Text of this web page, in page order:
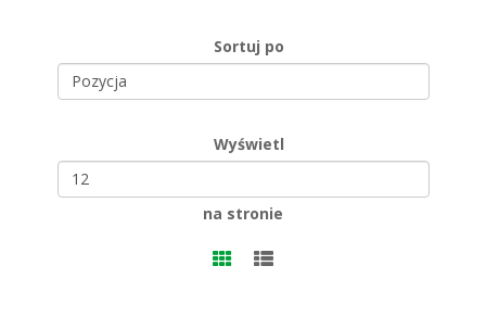
Sortuj po
Wyświetl
na stronie